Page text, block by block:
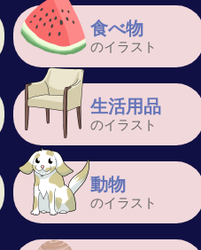
食べ物
のイラスト
生活用品
のイラスト
動物
のイラスト